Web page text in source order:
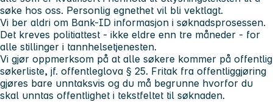
søke hos oss. Personlig egnethet vil bli vektlagt.
Vi ber aldri om Bank-ID informasjon i søknadsprosessen.
Det kreves politiattest - ikke eldre enn tre måneder - for
alle stillinger i tannhelsetjenesten.
Vi gjør oppmerksom på at alle søkere kommer på offentlig
søkerliste, jf. offentleglova § 25. Fritak fra offentliggjøring
gjøres bare unntaksvis og du må begrunne hvorfor du
skal unntas offentlighet i tekstfeltet til søknaden.